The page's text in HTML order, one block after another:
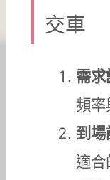
交車
需求
頻率
到場
適